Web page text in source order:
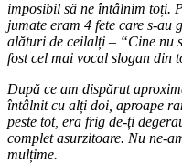
imposibil să ne întâlnim toți.
jumate eram 4 fete care s-au
alături de ceilalți – “Cine nu
fost cel mai vocal slogan din
După ce am dispărut
întâlnit cu alți doi, aproape
peste tot, era frig de-ți
complet asurzitoare. Nu ne-
mulțime.